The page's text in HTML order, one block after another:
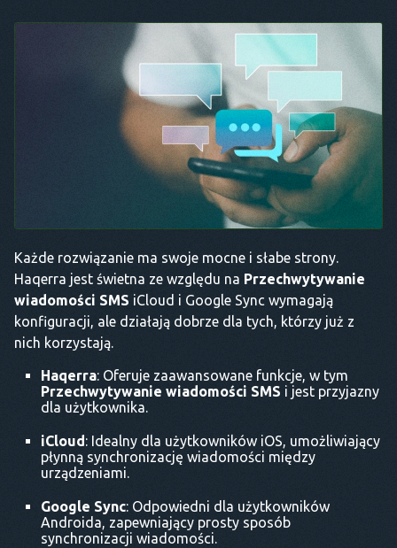
Każde rozwiązanie ma swoje mocne i słabe strony.
Haqerra jest świetna ze względu na Przechwytywanie
wiadomości SMS iCloud i Google Sync wymagają
konfiguracji, ale działają dobrze dla tych, którzy już z
nich korzystają.
Haqerra: Oferuje zaawansowane funkcje, w tym
Przechwytywanie wiadomości SMS i jest przyjazny
dla użytkownika.
iCloud : Idealny dla użytkowników iOS, umożliwiający
płynną synchronizację wiadomości między
urządzeniami.
Google Sync: Odpowiedni dla użytkowników
Androida, zapewniający prosty sposób
synchronizacji wiadomości.